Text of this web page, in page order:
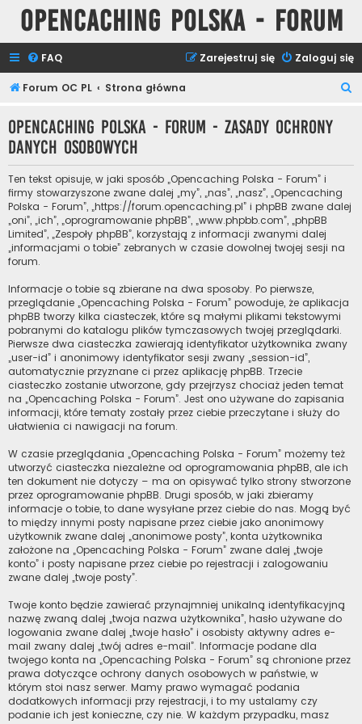
Opencaching Polska - Forum
FAQ Zaloguj się
Zarejestruj się
Forum OC PL Strona główna
Opencaching Polska - Forum - Zasady ochrony
danych osobowych
Ten tekst opisuje, w jaki sposób „Opencaching Polska - Forum” i
firmy stowarzyszone zwane dalej „my”, „nas”, „nasz”, „Opencaching
Polska - Forum”, „https://forum.opencaching.pl” i phpBB zwane dalej
„oni”, „ich”, „oprogramowanie phpBB”, „www.phpbb.com”, „phpBB
Limited”, „Zespoły phpBB”, korzystają z informacji zwanymi dalej
„informacjami o tobie” zebranych w czasie dowolnej twojej sesji na
forum.
Informacje o tobie są zbierane na dwa sposoby. Po pierwsze,
przeglądanie „Opencaching Polska - Forum” powoduje, że aplikacja
phpBB tworzy kilka ciasteczek, które są małymi plikami tekstowymi
pobranymi do katalogu plików tymczasowych twojej przeglądarki.
Pierwsze dwa ciasteczka zawierają identyfikator użytkownika zwany
„user-id” i anonimowy identyfikator sesji zwany „session-id”,
automatycznie przyznane ci przez aplikację phpBB. Trzecie
ciasteczko zostanie utworzone, gdy przejrzysz chociaż jeden temat
na „Opencaching Polska - Forum”. Jest ono używane do zapisania
informacji, które tematy zostały przez ciebie przeczytane i służy do
ułatwienia ci nawigacji na forum.
W czasie przeglądania „Opencaching Polska - Forum” możemy też
utworzyć ciasteczka niezależne od oprogramowania phpBB, ale ich
ten dokument nie dotyczy – ma on opisywać tylko strony stworzone
przez oprogramowanie phpBB. Drugi sposób, w jaki zbieramy
informacje o tobie, to dane wysyłane przez ciebie do nas. Mogą być
to między innymi posty napisane przez ciebie jako anonimowy
użytkownik zwane dalej „anonimowe posty”, konta użytkownika
założone na „Opencaching Polska - Forum” zwane dalej „twoje
konto” i posty napisane przez ciebie po rejestracji i zalogowaniu
zwane dalej „twoje posty”.
Twoje konto będzie zawierać przynajmniej unikalną identyfikacyjną
nazwę zwaną dalej „twoja nazwa użytkownika”, hasło używane do
logowania zwane dalej „twoje hasło” i osobisty aktywny adres e-
mail zwany dalej „twój adres e-mail”. Informacje podane dla
twojego konta na „Opencaching Polska - Forum” są chronione przez
prawa dotyczące ochrony danych osobowych w państwie, w
którym stoi nasz serwer. Mamy prawo wymagać podania
dodatkowych informacji przy rejestracji, i to my ustalamy czy
podanie ich jest konieczne, czy nie. W każdym przypadku, masz